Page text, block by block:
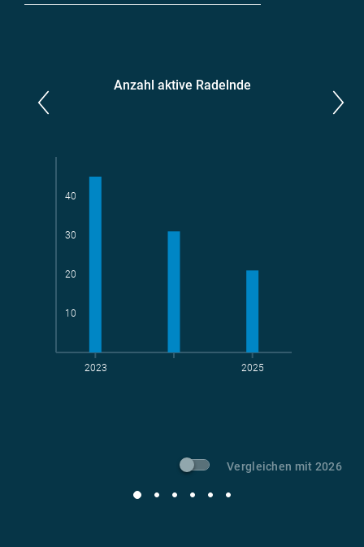
Anzahl aktive Radelnde
2023 2025
10
20
30
40
Vergleichen mit 2026